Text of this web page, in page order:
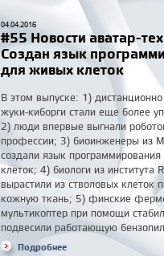
04.04.2016
#55 Новости аватар-
Создан язык
для живых клеток
В этом выпуске: 1)
жуки-киборги стали еще более
2) люди впервые выгнали
профессии; 3) биоинженеры из
создали язык
клеток; 4) биологи из института
вырастили из стволовых клеток
кожную ткань; 5) финские
мультикоптер при помощи
подвесили работающую
Подробнее